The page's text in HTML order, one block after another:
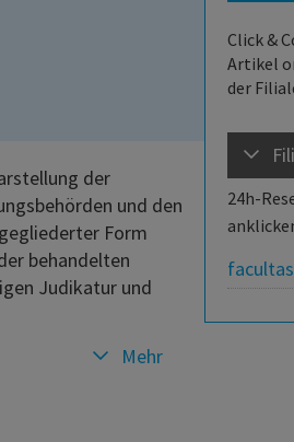
Click &
Artikel
der
24h-
der
und den
Form
behandelten
Judikatur und
Mehr